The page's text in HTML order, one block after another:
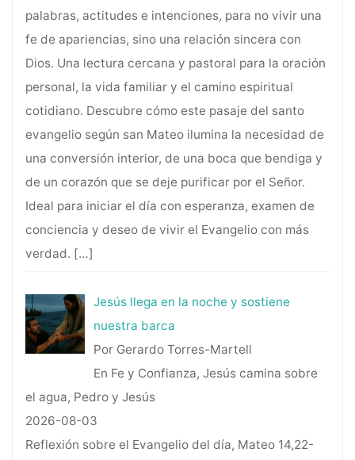
palabras, actitudes e intenciones, para no vivir una
fe de apariencias, sino una relación sincera con
Dios. Una lectura cercana y pastoral para la oración
personal, la vida familiar y el camino espiritual
cotidiano. Descubre cómo este pasaje del santo
evangelio según san Mateo ilumina la necesidad de
una conversión interior, de una boca que bendiga y
de un corazón que se deje purificar por el Señor.
Ideal para iniciar el día con esperanza, examen de
conciencia y deseo de vivir el Evangelio con más
verdad. […]
Jesús llega en la noche y sostiene
nuestra barca
Por Gerardo Torres-Martell
En Fe y Confianza, Jesús camina sobre
el agua, Pedro y Jesús
2026-08-03
Reflexión sobre el Evangelio del día, Mateo 14,22-